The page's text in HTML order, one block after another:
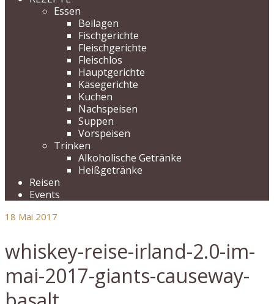
Essen
Beilagen
Fischgerichte
Fleischgerichte
Fleischlos
Hauptgerichte
Käsegerichte
Kuchen
Nachspeisen
Suppen
Vorspeisen
Trinken
Alkoholische Getränke
Heißgetränke
Reisen
Events
18 Mai 2017
whiskey-reise-irland-2.0-im-
mai-2017-giants-causeway-